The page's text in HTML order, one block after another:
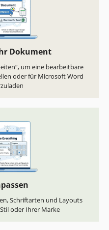
Dokument
um eine bearbeitbare
oder für Microsoft Word
Schriftarten und Layouts
oder Ihrer Marke